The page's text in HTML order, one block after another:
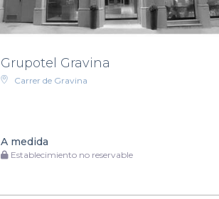
Grupotel Gravina
Carrer de Gravina
A medida
Establecimiento no reservable